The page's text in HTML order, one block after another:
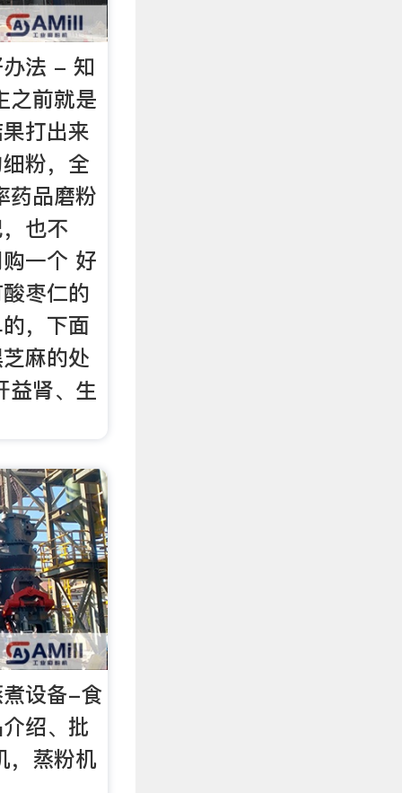
办法 - 知
之前就是
打出来
粉，全
药品磨粉
也不
一个 好
枣仁的
，下面
麻的处
益肾、生
设备-食
绍、批
，蒸粉机